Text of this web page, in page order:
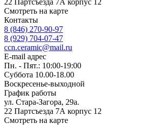
22 Партсъезда 7А корпус 12
Смотреть на карте
Контакты
8 (846) 270-90-97
8 (929) 704-07-47
ccn.ceramic@mail.ru
E-mail адрес
Пн. - Пят.: 10:00-19:00
Суббота 10.00-18.00
Воскресенье-выходной
График работы
ул. Стара-Загора, 29а.
22 Партсъезда 7А корпус 12
Смотреть на карте